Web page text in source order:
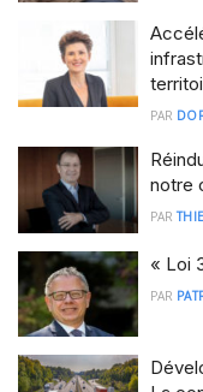
PAR
notre
PAR
« Loi
PAR